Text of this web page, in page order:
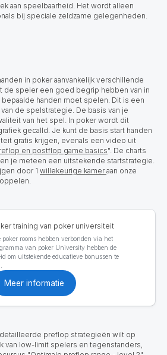
aan speelbaarheid. Het wordt alleen
bij speciale zeldzame gelegenheden.
in poker aanvankelijk verschillende
de speler een goed begrip hebben van in
handen moet spelen. Dit is een
de spelstrategie. De basis van je
van het spel. In poker wordt dit
gecalld. Je kunt de basis start handen
gratis krijgen, evenals een video uit
en postflop game basics". De charts
je meteen een uitstekende startstrategie.
door 1 willekeurige kamer aan onze
training van poker universiteit
poker rooms hebben verbonden via het
van poker University hebben de
om uitstekende educatieve bonussen te
Meer informatie
preflop strategieën wilt op
van low-limit spelers en tegenstanders,